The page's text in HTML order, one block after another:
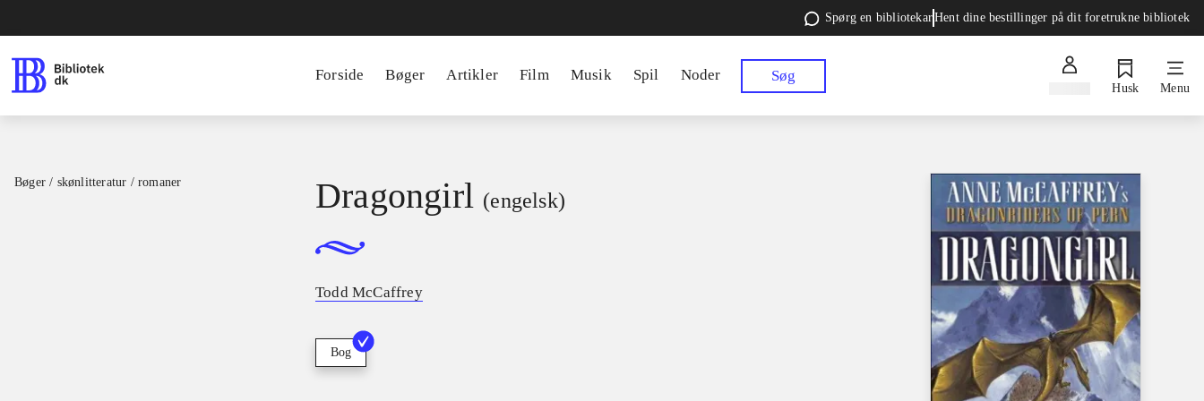
Spørg en bibliotekarHent dine bestillinger på dit foretrukne bibliotek
Forside Bøger Artikler Film Musik Spil Noder Søg
Husk Menu
Bøger / skønlitteratur / romaner Dragongirl (engelsk)
Todd McCaffrey
Bog